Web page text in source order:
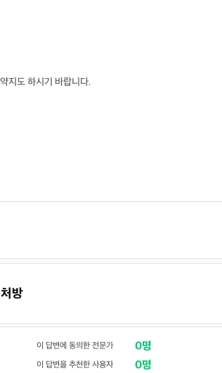
지도 하시기 바랍니다.
방
이 답변에 동의한 전문가 0명
이 답변을 추천한 사용자 0명